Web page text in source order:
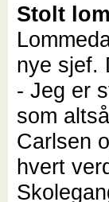
Stolt
nye sjef.
- Jeg er
som
Carlsen
hvert